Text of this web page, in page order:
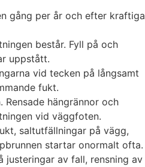
gång per år och efter kraftiga
består. Fyll på och
uppstått.
vid tecken på långsamt
fukt.
hängrännor och
vid väggfoten.
saltutfällningar på vägg,
startar onormalt ofta.
justeringar av fall, rensning av